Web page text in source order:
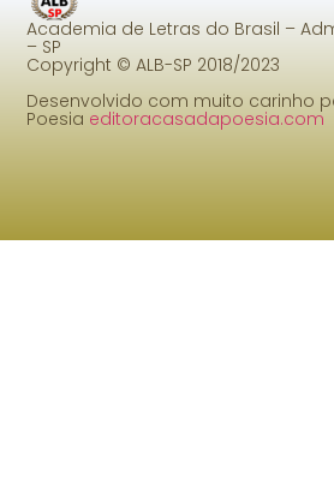
Academia de Letras do Brasil –
– SP
Copyright © ALB-SP 2018/2023
Desenvolvido com muito carinho
Poesia editoracasadapoesia.com